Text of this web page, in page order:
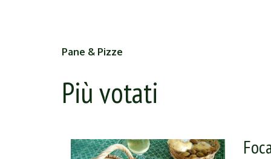
Pane & Pizze
Più votati